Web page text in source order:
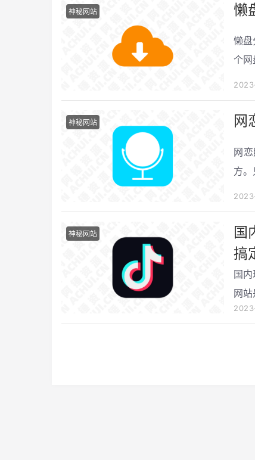
神秘网站 懒
懒
个网
盘
学习
神秘网站 网
网
方
神秘网站
国
搞
国
网
以